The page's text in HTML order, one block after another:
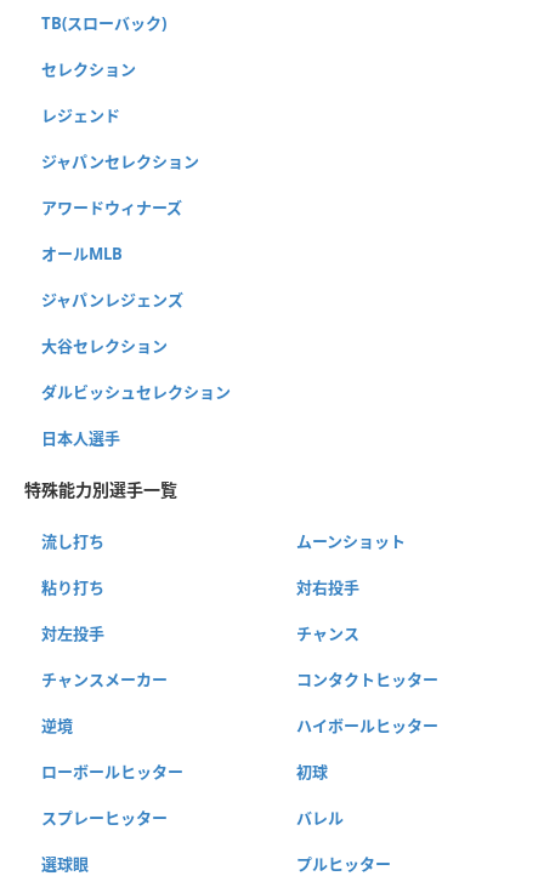
TB(スローバック)
セレクション
レジェンド
ジャパンセレクション
アワードウィナーズ
オールMLB
ジャパンレジェンズ
大谷セレクション
ダルビッシュセレクション
日本人選手
特殊能力別選手一覧
流し打ち ムーンショット
粘り打ち 対右投手
対左投手 チャンス
チャンスメーカー コンタクトヒッター
逆境 ハイボールヒッター
ローボールヒッター 初球
スプレーヒッター バレル
選球眼 プルヒッター